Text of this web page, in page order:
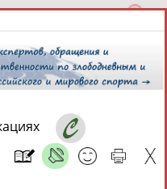
2026 года,